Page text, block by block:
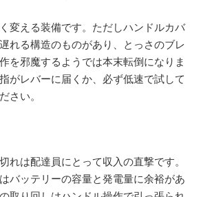
変える装備です。ただしハンドルカバ
れる構造のものがあり、とっさのブレ
を邪魔するようでは本末転倒になりま
がレバーに届くか、必ず低速で試して
さい。
れは配達員にとって収入の直撃です。
バッテリーの容量と発電量に余裕があ